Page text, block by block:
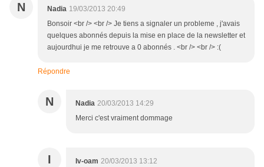
N Nadia 19/03/2013 20:49
Bonsoir <br /> <br /> Je tiens a signaler un probleme , j'avais
quelques abonnés depuis la mise en place de la newsletter et
aujourdhui je me retrouve a 0 abonnés . <br /> <br /> :(
Répondre
N Nadia 20/03/2013 14:29
Merci c'est vraiment dommage
I Iv-oam 20/03/2013 13:12